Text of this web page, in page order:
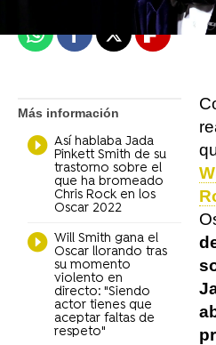
WhatsappFacebook
X Flipboard
Más información
Así hablaba Jada
Pinkett Smith de su
trastorno sobre el
que ha bromeado
Chris Rock en los
Oscar 2022
Will Smith gana el
Oscar llorando tras
su momento
violento en
directo: "Siendo
actor tienes que
aceptar faltas de
respeto"